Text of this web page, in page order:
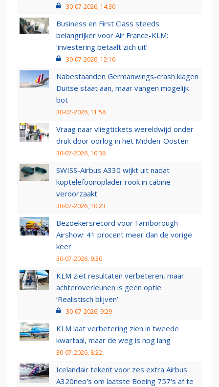
30-07-2026, 14:30
Business en First Class steeds
belangrijker voor Air France-KLM:
‘investering betaalt zich uit’
30-07-2026, 12:10
Nabestaanden Germanwings-crash klagen
Duitse staat aan, maar vangen mogelijk
bot
30-07-2026, 11:58
Vraag naar vliegtickets wereldwijd onder
druk door oorlog in het Midden-Oosten
30-07-2026, 10:36
SWISS-Airbus A330 wijkt uit nadat
koptelefoonoplader rook in cabine
veroorzaakt
30-07-2026, 10:23
Bezoekersrecord voor Farnborough
Airshow: 41 procent meer dan de vorige
keer
30-07-2026, 9:30
KLM ziet resultaten verbeteren, maar
achteroverleunen is geen optie:
‘Realistisch blijven’
30-07-2026, 9:29
KLM laat verbetering zien in tweede
kwartaal, maar de weg is nog lang
30-07-2026, 8:22
Icelandair tekent voor zes extra Airbus
A320neo's om laatste Boeing 757's af te